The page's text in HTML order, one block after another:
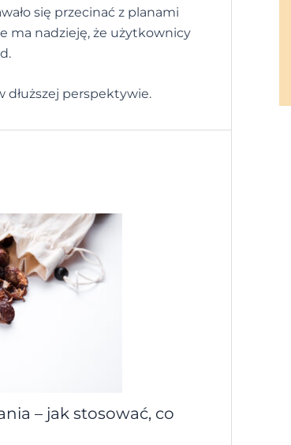
się przecinać z planami
ma nadzieję, że użytkownicy
dłuższej perspektywie.
– jak stosować, co